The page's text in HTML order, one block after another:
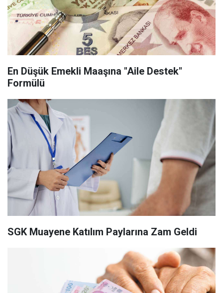
En Düşük Emekli Maaşına "Aile Destek"
Formülü
SGK Muayene Katılım Paylarına Zam Geldi